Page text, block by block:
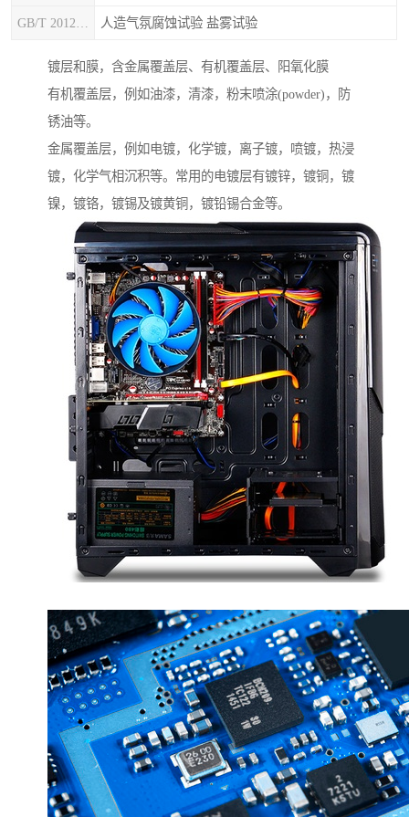
人造气氛腐蚀试验 盐雾试验
镀层和膜，含金属覆盖层、有机覆盖层、阳氧化膜
有机覆盖层，例如油漆，清漆，粉末喷涂(powder)，防
锈油等。
金属覆盖层，例如电镀，化学镀，离子镀，喷镀，热浸
镀，化学气相沉积等。常用的电镀层有镀锌，镀铜，镀
镍，镀铬，镀锡及镀黄铜，镀铅锡合金等。